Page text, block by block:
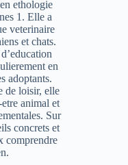
ethologie
1. Elle a
veterinaire
et chats.
en
adoptants.
de loisir, elle
animal et
Sur
concrets et
comprendre